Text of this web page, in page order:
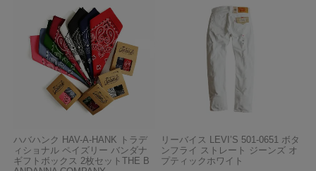
ハバハンク HAV-A-HANK トラデ
ィショナル ペイズリー バンダナ
ギフトボックス 2枚セットTHE B
リーバイス LEVI’S 501-0651 ボタ
ンフライ ストレート ジーンズ オ
プティックホワイト